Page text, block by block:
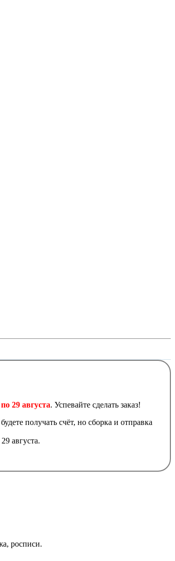
29 августа. Успевайте сделать заказ!
получать счёт, но сборка и отправка
августа.
росписи.